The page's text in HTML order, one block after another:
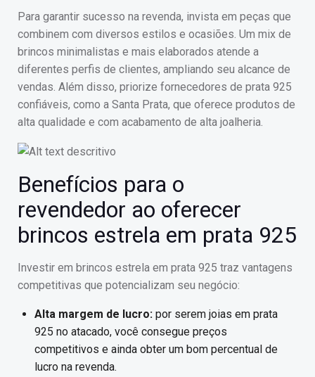
Para garantir sucesso na revenda, invista em peças que
combinem com diversos estilos e ocasiões. Um mix de
brincos minimalistas e mais elaborados atende a
diferentes perfis de clientes, ampliando seu alcance de
vendas. Além disso, priorize fornecedores de prata 925
confiáveis, como a Santa Prata, que oferece produtos de
alta qualidade e com acabamento de alta joalheria.
Benefícios para o
revendedor ao oferecer
brincos estrela em prata 925
Investir em brincos estrela em prata 925 traz vantagens
competitivas que potencializam seu negócio:
Alta margem de lucro: por serem joias em prata
925 no atacado, você consegue preços
competitivos e ainda obter um bom percentual de
lucro na revenda.